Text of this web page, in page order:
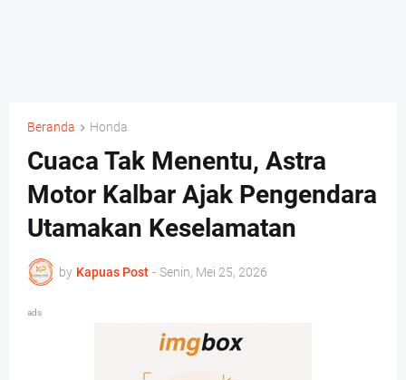
Beranda Honda
Cuaca Tak Menentu, Astra
Motor Kalbar Ajak Pengendara
Utamakan Keselamatan
by Kapuas Post - Senin, Mei 25, 2026
ads